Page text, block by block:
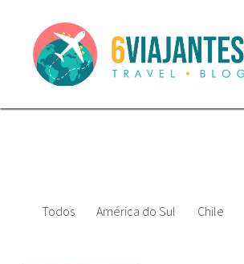
Todos América do Sul Chile